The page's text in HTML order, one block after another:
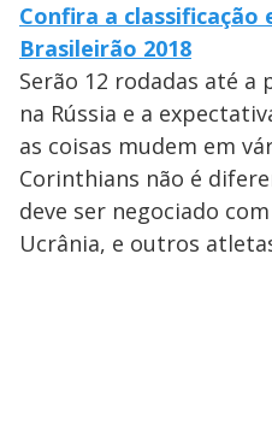
Confira a classificação
Brasileirão 2018
Serão 12 rodadas até a
na Rússia e a
as coisas mudem em
Corinthians não é
deve ser negociado
Ucrânia, e outros